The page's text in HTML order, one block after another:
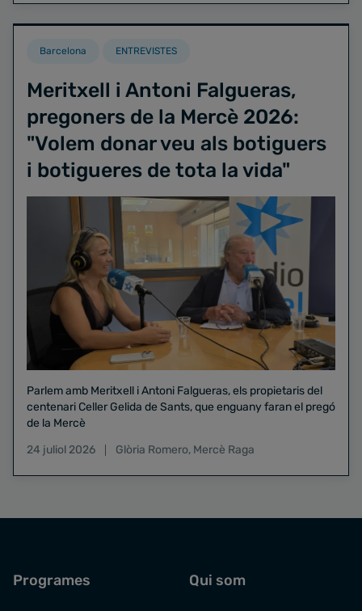
Barcelona ENTREVISTES
Meritxell i Antoni Falgueras,
pregoners de la Mercè 2026:
"Volem donar veu als botiguers
i botigueres de tota la vida"
Parlem amb Meritxell i Antoni Falgueras, els propietaris del
centenari Celler Gelida de Sants, que enguany faran el pregó
de la Mercè
24 juliol 2026
Glòria Romero, Mercè Raga
Programes Qui som